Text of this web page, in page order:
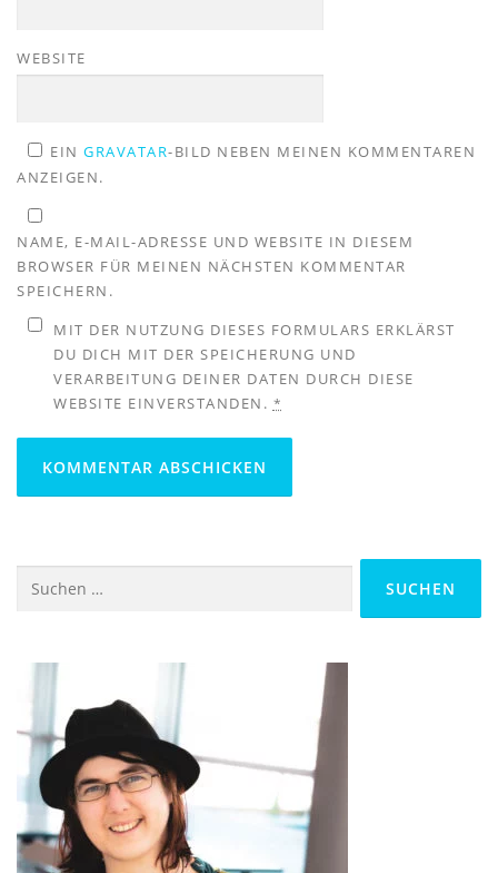
WEBSITE
EINGRAVATAR-BILD NEBEN MEINEN KOMMENTAREN
ANZEIGEN.
NAME, E-MAIL-ADRESSE UND WEBSITE IN DIESEM
BROWSER FÜR MEINEN NÄCHSTEN KOMMENTAR
SPEICHERN.
MIT DER NUTZUNG DIESES FORMULARS ERKLÄRST
DU DICH MIT DER SPEICHERUNG UND
VERARBEITUNG DEINER DATEN DURCH DIESE
WEBSITE EINVERSTANDEN. *
Suchen